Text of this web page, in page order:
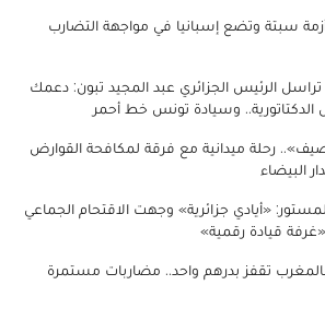
سبتة وتضع إسبانيا في مواجهة التضارب
الرئيس الجزائري عبد المجيد تبون: دعمك
وسيادة تونس خط أحمر
رحلة ميدانية مع فرقة لمكافحة القوارض
البيضاء
«أيادي جزائرية» وجهت الاقتحام الجماعي
قيادة رقمية»
تقفز بدرهم واحد.. مضاربات مستمرة